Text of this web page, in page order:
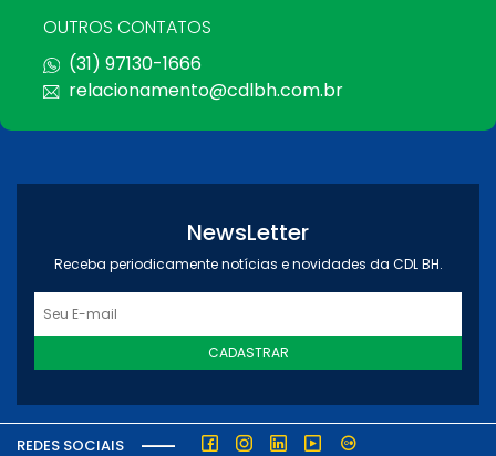
OUTROS CONTATOS
(31) 97130-1666
relacionamento@cdlbh.com.br
NewsLetter
Receba periodicamente notícias e novidades da CDL BH.
CADASTRAR
REDES SOCIAIS